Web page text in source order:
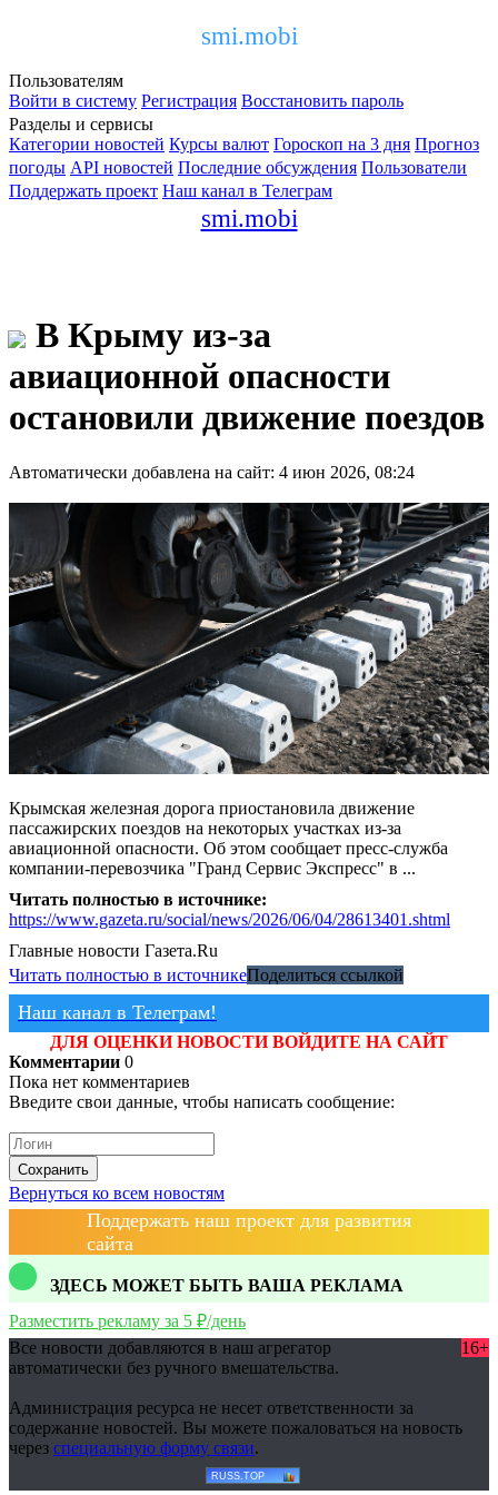
smi.mobi
Пользователям
Войти в систему Регистрация Восстановить пароль
Разделы и сервисы
Категории новостей Курсы валют Гороскоп на 3 дня Прогноз
погоды API новостей Последние обсуждения Пользователи
Поддержать проект Наш канал в Телеграм
smi.mobi
В Крыму из-за
авиационной опасности
остановили движение поездов
Автоматически добавлена на сайт: 4 июн 2026, 08:24
Крымская железная дорога приостановила движение
пассажирских поездов на некоторых участках из-за
авиационной опасности. Об этом сообщает пресс-служба
компании-перевозчика "Гранд Сервис Экспресс" в ...
Читать полностью в источнике:
https://www.gazeta.ru/social/news/2026/06/04/28613401.shtml
Главные новости Газета.Ru
Читать полностью в источникеПоделиться ссылкой
Наш канал в Телеграм!
ДЛЯ ОЦЕНКИ НОВОСТИ ВОЙДИТЕ НА САЙТ
Комментарии 0
Пока нет комментариев
Введите свои данные, чтобы написать сообщение:
Сохранить
Вернуться ко всем новостям
Поддержать наш проект для развития
сайта
ЗДЕСЬ МОЖЕТ БЫТЬ ВАША РЕКЛАМА
Разместить рекламу за 5 ₽/день
Все новости добавляются в наш агрегатор
автоматически без ручного вмешательства.
16+
Администрация ресурса не несет ответственности за
содержание новостей. Вы можете пожаловаться на новость
через специальную форму связи.